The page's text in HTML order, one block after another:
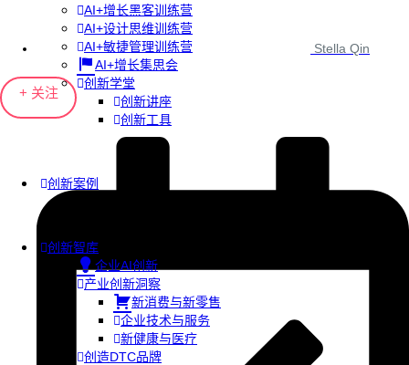
AI+增长黑客训练营
AI+设计思维训练营
AI+敏捷管理训练营
AI+增长集思会
创新学堂
创新讲座
创新工具
创新案例
创新智库
企业AI创新
产业创新洞察
新消费与新零售
企业技术与服务
新健康与医疗
创造DTC品牌
Stella Qin
+ 关注